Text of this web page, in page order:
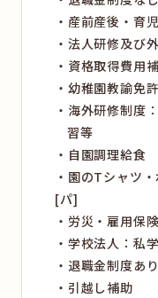
産前産後・育
法人研修及び
資格取得費用
幼稚園教諭免
海外研修制度
習等
自園調理給食
園のTシャツ
[パ]
労災・雇用保険
学校法人：私
退職金制度あ
引越し補助